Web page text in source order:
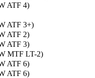
ATF 4)
ATF 3+)
ATF 2)
ATF 3)
MTF LT-2)
ATF 6)
ATF 6)